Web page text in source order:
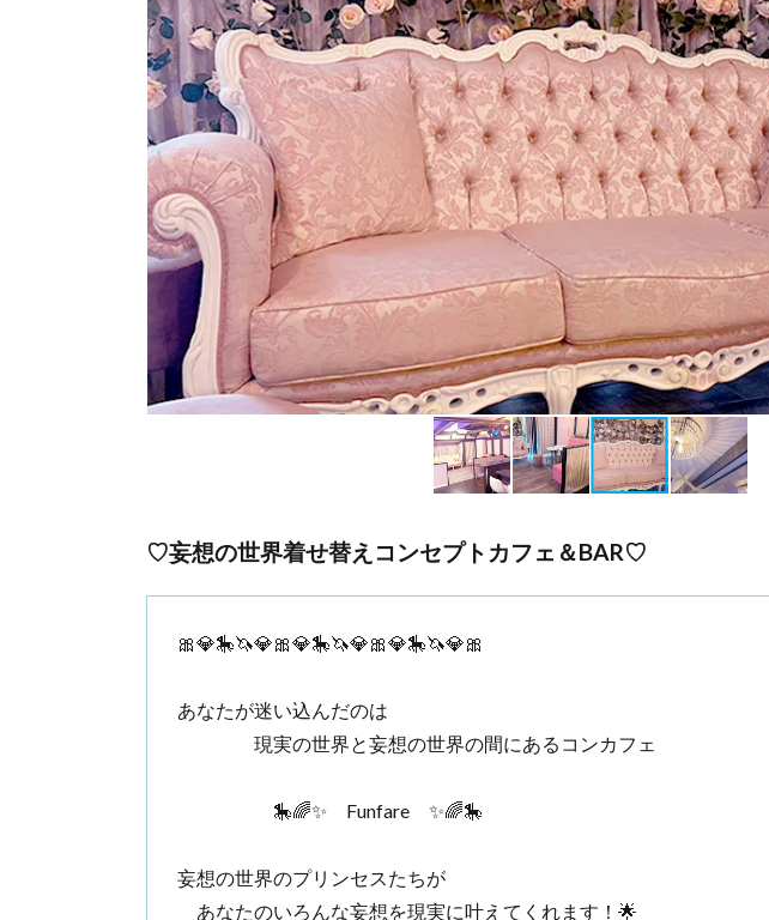
♡妄想の世界着せ替えコンセプトカフェ＆BAR♡
🎀💎🎠🦄💎🎀💎🎠🦄💎🎀💎🎠🦄💎🎀
あなたが迷い込んだのは
現実の世界と妄想の世界の間にあるコンカフェ
🎠🌈✨ Funfare ✨🌈🎠
妄想の世界のプリンセスたちが
あなたのいろんな妄想を現実に叶えてくれます！🌟